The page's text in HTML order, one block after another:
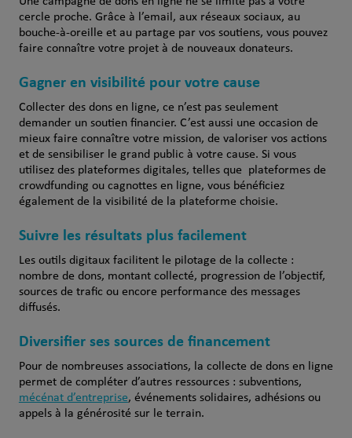
cercle proche. Grâce à l’email, aux réseaux sociaux, au
bouche-à-oreille et au partage par vos soutiens, vous pouvez
faire connaître votre projet à de nouveaux donateurs.
Gagner en visibilité pour votre cause
Collecter des dons en ligne, ce n’est pas seulement
demander un soutien financier. C’est aussi une occasion de
mieux faire connaître votre mission, de valoriser vos actions
et de sensibiliser le grand public à votre cause. Si vous
utilisez des plateformes digitales, telles que plateformes de
crowdfunding ou cagnottes en ligne, vous bénéficiez
également de la visibilité de la plateforme choisie.
Suivre les résultats plus facilement
Les outils digitaux facilitent le pilotage de la collecte :
nombre de dons, montant collecté, progression de l’objectif,
sources de trafic ou encore performance des messages
diffusés.
Diversifier ses sources de financement
Pour de nombreuses associations, la collecte de dons en ligne
permet de compléter d’autres ressources : subventions,
mécénat d’entreprise, événements solidaires, adhésions ou
appels à la générosité sur le terrain.